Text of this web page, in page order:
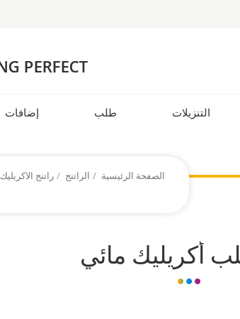
إضافات طلب التنزيلات
الصفحة الرئيسية / الراتنج / راتنج الاكريليك
أكريليك مائي